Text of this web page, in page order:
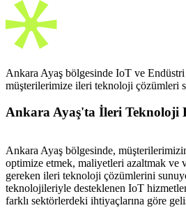
Ankara Ayaş bölgesinde IoT ve
müşterilerimize ileri teknoloji çözümleri
Ankara Ayaş'ta İleri Teknoloji
Ankara Ayaş bölgesinde,
optimize etmek, maliyetleri azaltmak ve
gereken ileri teknoloji çözümlerini
teknolojileriyle desteklenen IoT
farklı sektörlerdeki ihtiyaçlarına göre